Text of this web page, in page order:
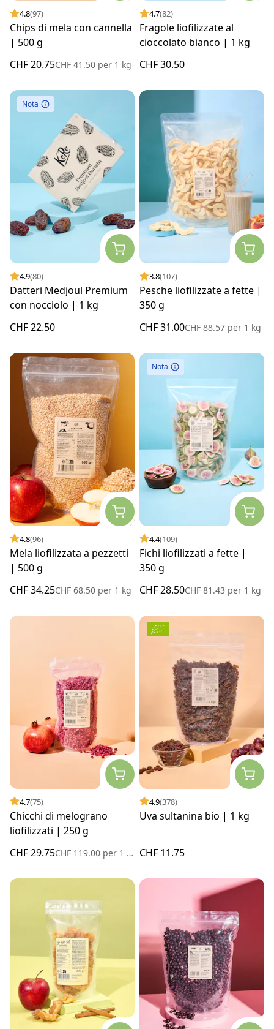
4.8(97)
Chips di mela con cannella
| 500 g
CHF 20.75CHF 41.50 per 1 kg
4.7(82)
Fragole liofilizzate al
cioccolato bianco | 1 kg
CHF 30.50
Nota
4.9(80)
Datteri Medjoul Premium
con nocciolo | 1 kg
CHF 22.50
3.8(107)
Pesche liofilizzate a fette |
350 g
CHF 31.00CHF 88.57 per 1 kg
4.8(96)
Mela liofilizzata a pezzetti
| 500 g
CHF 34.25CHF 68.50 per 1 kg
Nota
4.4(109)
Fichi liofilizzati a fette |
350 g
CHF 28.50CHF 81.43 per 1 kg
4.7(75)
Chicchi di melograno
liofilizzati | 250 g
CHF 29.75CHF 119.00 per 1 kg
4.9(378)
Uva sultanina bio | 1 kg
CHF 11.75